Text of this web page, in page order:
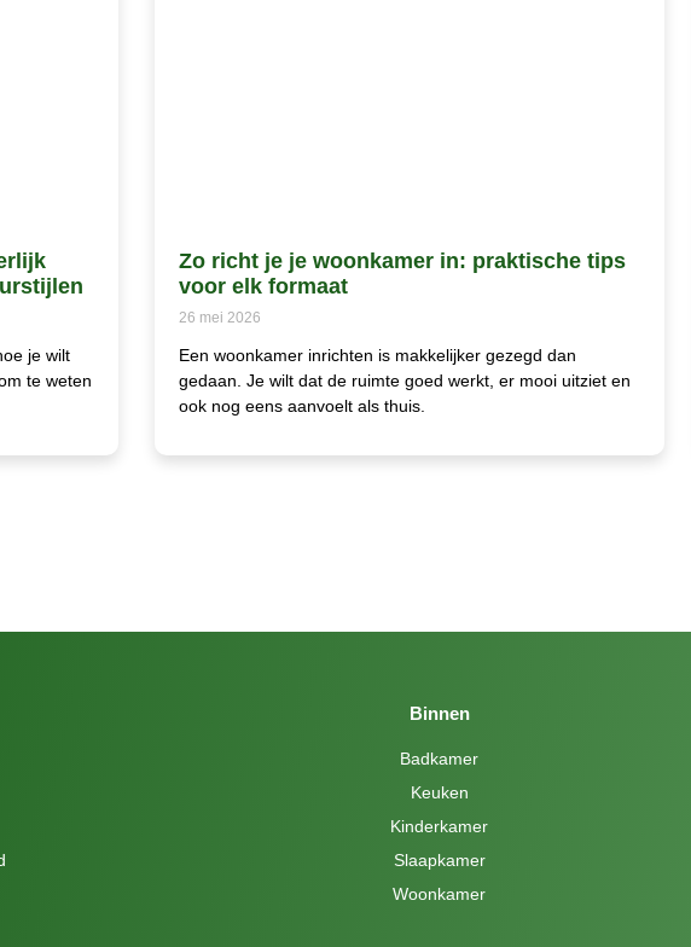
je wilt
te weten
Zo richt je je woonkamer in: praktische tips
voor elk formaat
26 mei 2026
Een woonkamer inrichten is makkelijker gezegd dan
gedaan. Je wilt dat de ruimte goed werkt, er mooi uitziet en
ook nog eens aanvoelt als thuis.
Binnen
Badkamer
Keuken
Kinderkamer
Slaapkamer
Woonkamer